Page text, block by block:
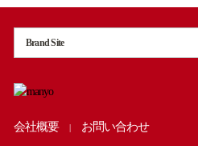
Brand Site
会社概要 | お問い合わせ